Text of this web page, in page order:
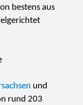
bestens aus
und
rund 203